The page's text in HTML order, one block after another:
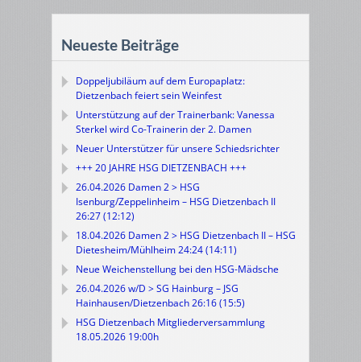
Neueste Beiträge
Doppeljubiläum auf dem Europaplatz:
Dietzenbach feiert sein Weinfest
Unterstützung auf der Trainerbank: Vanessa
Sterkel wird Co-Trainerin der 2. Damen
Neuer Unterstützer für unsere Schiedsrichter
+++ 20 JAHRE HSG DIETZENBACH +++
26.04.2026 Damen 2 > HSG
Isenburg/Zeppelinheim – HSG Dietzenbach II
26:27 (12:12)
18.04.2026 Damen 2 > HSG Dietzenbach II – HSG
Dietesheim/Mühlheim 24:24 (14:11)
Neue Weichenstellung bei den HSG-Mädsche
26.04.2026 w/D > SG Hainburg – JSG
Hainhausen/Dietzenbach 26:16 (15:5)
HSG Dietzenbach Mitgliederversammlung
18.05.2026 19:00h